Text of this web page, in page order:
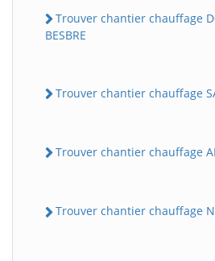
Trouver chantier chauffage
BESBRE
Trouver chantier chauffage
Trouver chantier chauffage
Trouver chantier chauffage